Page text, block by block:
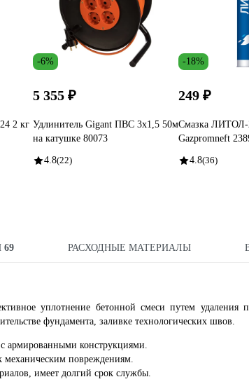
2 кг
-6%
5 355 ₽
Удлинитель Gigant ПВС 3x1,5 50м
на катушке 80073
4.8(22)
-18%
249 ₽
Смазка ЛИТОЛ-
Gazpromneft
4.8(36)
69 РАСХОДНЫЕ МАТЕРИАЛЫ
уплотнение бетонной смеси путем удаления
фундамента, заливке технологических швов.
армированными конструкциями.
механическим повреждениям.
имеет долгий срок службы.